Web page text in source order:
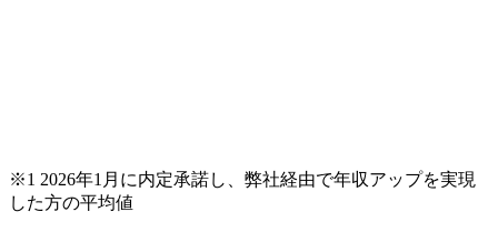
ご担当いただき、当社の社員が業務面をサポートしつつ、
徐々に対応範囲を広げていただきます。 ＜QAエンジニア＞
※1 2026年1月に内定承諾し、弊社経由で年収アップを実現
した方の平均値